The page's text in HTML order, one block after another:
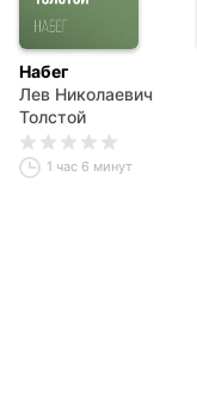
Набег
Лев Николаевич
Толстой
1 час 6 минут